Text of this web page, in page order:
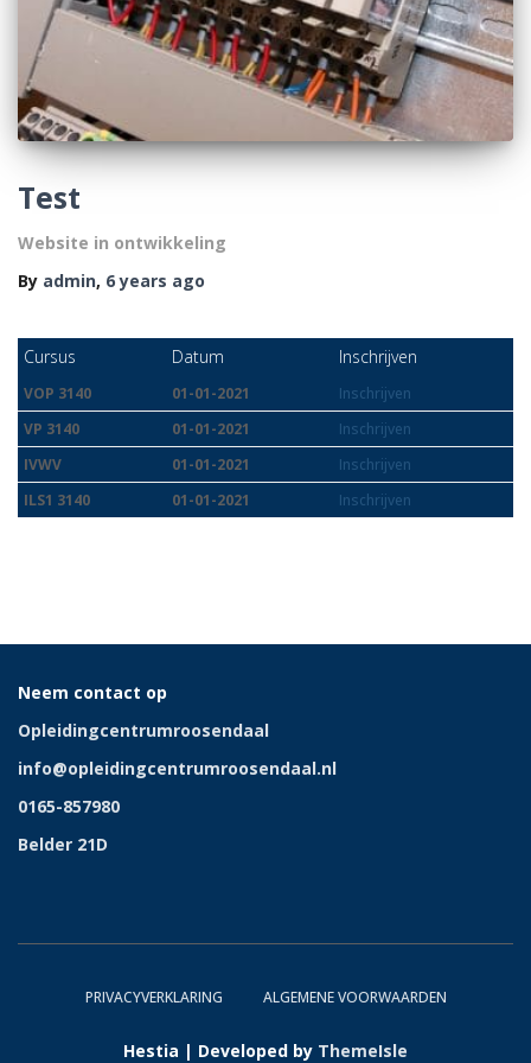
Test
Website in ontwikkeling
By admin, 6 years ago
Cursus Datum Inschrijven
VOP 3140 01-01-2021
Inschrijven
VP 3140
01-01-2021
Inschrijven
IVWV
01-01-2021
Inschrijven
ILS1 3140
01-01-2021 Inschrijven
Neem contact op
Opleidingcentrumroosendaal
info@opleidingcentrumroosendaal.nl
0165-857980
Belder 21D
PRIVACYVERKLARING ALGEMENE VOORWAARDEN
Hestia | Developed by ThemeIsle